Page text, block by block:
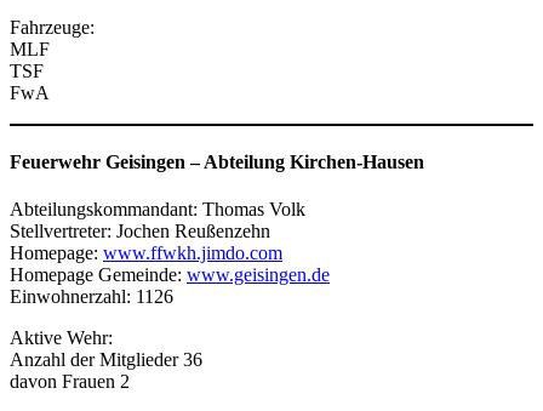
Fahrzeuge:
MLF
TSF
FwA
Feuerwehr Geisingen –Abteilung Kirchen-Hausen
Abteilungskommandant: Thomas Volk
Stellvertreter: Jochen Reußenzehn
Homepage: www.ffwkh.jimdo.com
Homepage Gemeinde: www.geisingen.de
Einwohnerzahl: 1126
Aktive Wehr:
Anzahl der Mitglieder 36
davon Frauen 2